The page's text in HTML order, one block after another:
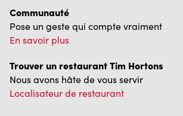
Communauté
Pose un geste qui compte vraiment
En savoir plus
Trouver un restaurant Tim Hortons
Nous avons hâte de vous servir
Localisateur de restaurant